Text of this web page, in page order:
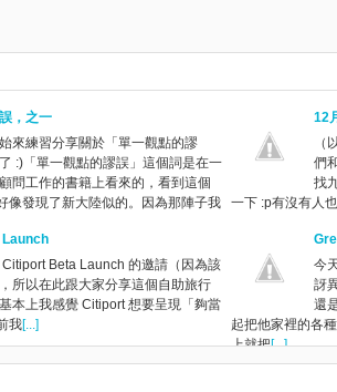
，之一
來練習分享關於「單一觀點的謬
:)「單一觀點的謬誤」這個詞是在一
問工作的書籍上看來的，看到這個
像發現了新大陸似的。因為那陣子我
12
（
們
找
一下 :p有沒有人
Beta Launch 的邀請（因為該
所以在此跟大家分享這個自助旅行
本上我感覺 Citiport 想要呈現「夠當
我[...]
今
訝
還
起把他家裡的各
上就把[...]